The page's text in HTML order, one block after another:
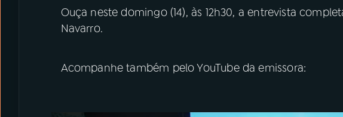
Ouça neste domingo (14), às 12h30, a entrevista
Navarro.
Acompanhe também pelo YouTube da emissora: